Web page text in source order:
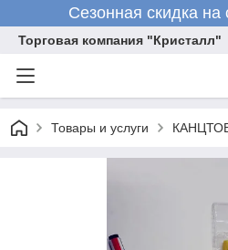
Сезонная скидка на
Торговая компания "Кристалл"
Товары и услуги